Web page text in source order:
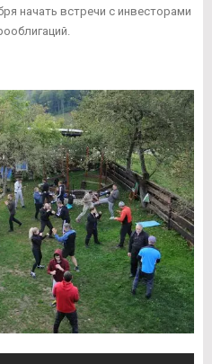
начать встречи с инвесторами